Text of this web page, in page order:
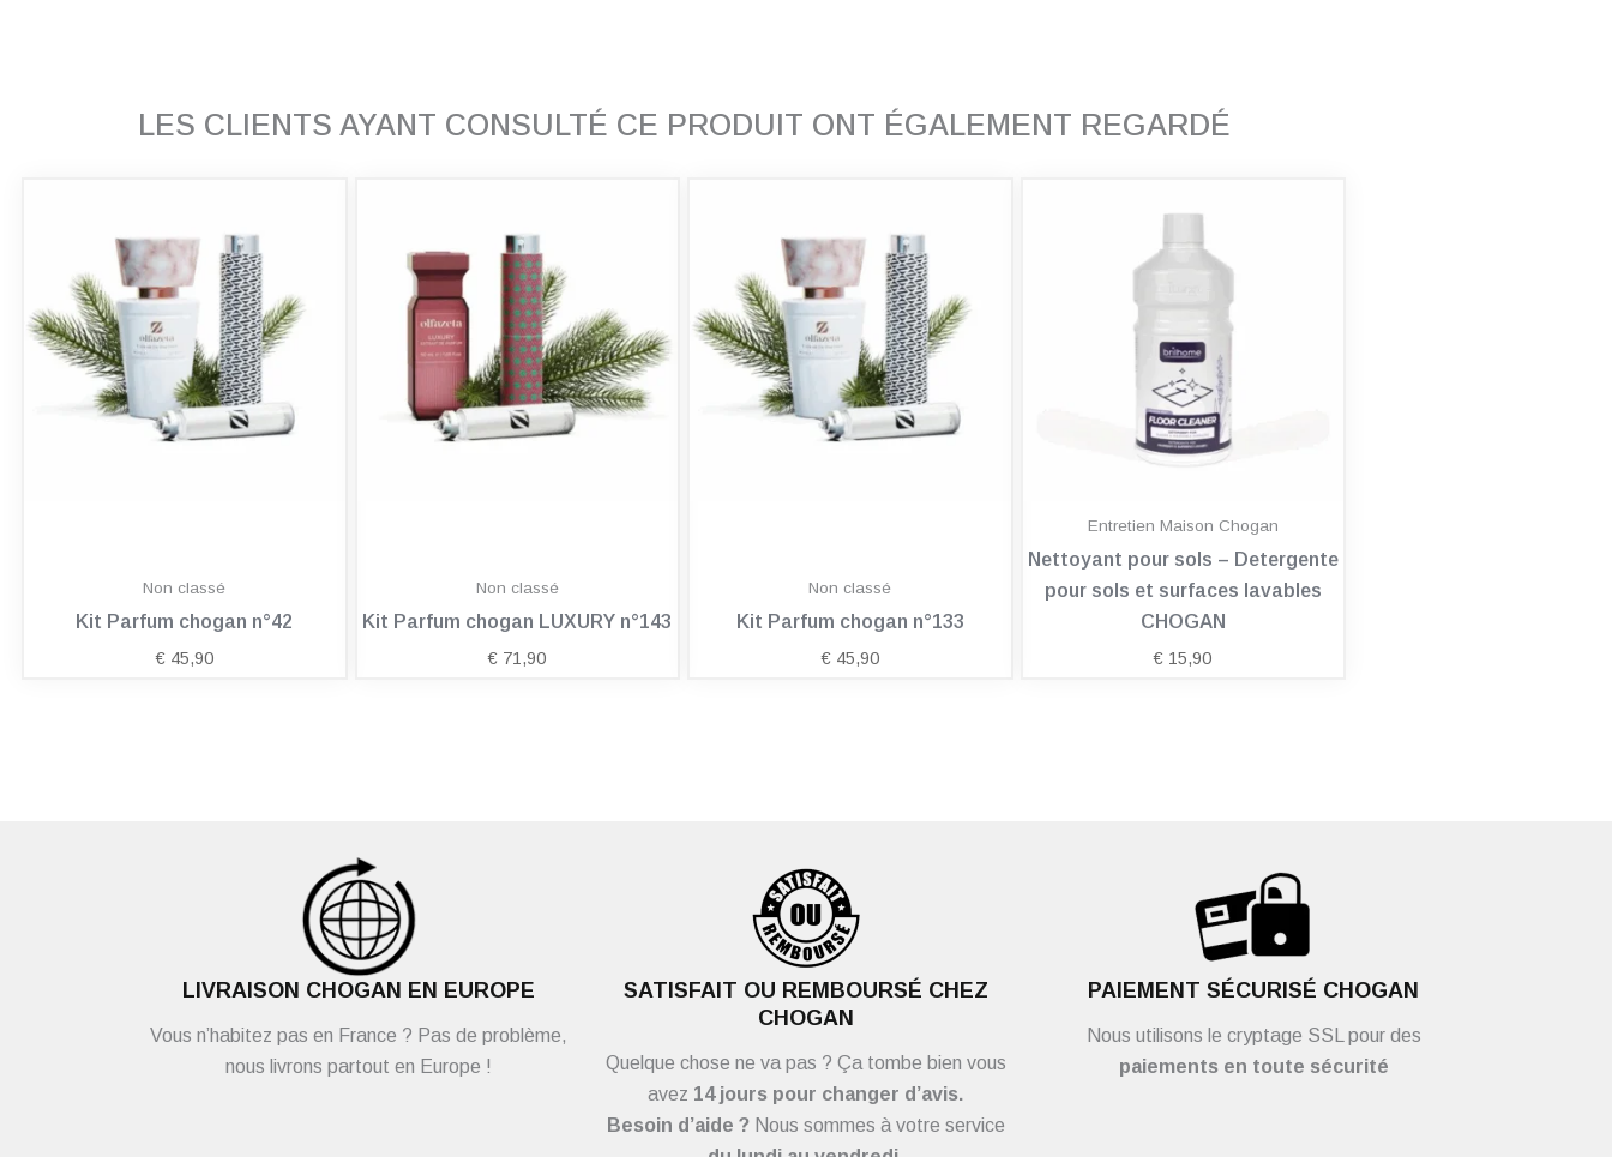
LES CLIENTS AYANT CONSULTÉ CE PRODUIT ONT ÉGALEMENT REGARDÉ
Non classé
Kit Parfum chogan n°42
€ 45,90
Non classé
Kit Parfum chogan LUXURY n°143
€ 71,90
Non classé
Kit Parfum chogan n°133
€ 45,90
Entretien Maison Chogan
Nettoyant pour sols – Detergente
pour sols et surfaces lavables
CHOGAN
€ 15,90
LIVRAISON CHOGAN EN EUROPE
Vous n’habitez pas en France ? Pas de problème,
nous livrons partout en Europe !
SATISFAIT OU REMBOURSÉ CHEZ
CHOGAN
Quelque chose ne va pas ? Ça tombe bien vous
avez 14 jours pour changer d’avis.
Besoin d’aide ?Nous sommes à votre service
PAIEMENT SÉCURISÉ CHOGAN
Nous utilisons le cryptage SSL pour des
paiements en toute sécurité